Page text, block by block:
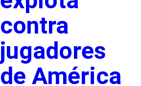
contra
jugadores
de América